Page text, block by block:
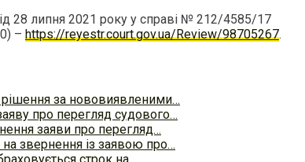
28 липня 2021 року у справі № 212/4585/17
– https://reyestr.court.gov.ua/Review/98705267.
за нововиявленими…
про перегляд судового…
заяви про перегляд…
звернення із заявою про…